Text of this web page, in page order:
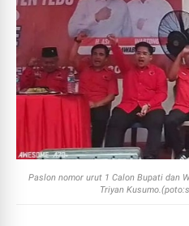
Paslon nomor urut 1 Calon Bupati dan
Triyan